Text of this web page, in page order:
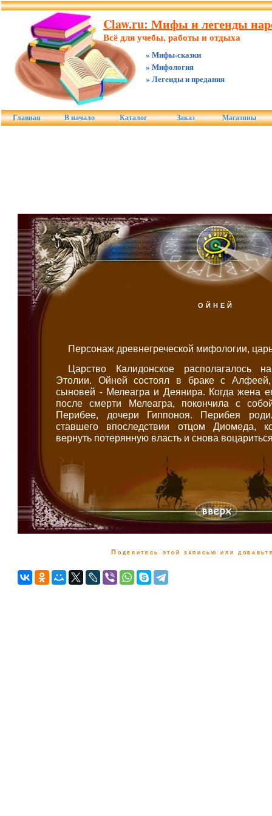
Claw.ru: Мифы и легенды
Всё для учебы, работы и отдыха
» Мифы-сказки
» Мифология
» Легенды и предания
Главная В начало Каталог Заказ Магазины
ОЙНЕЙ
Персонаж древнегреческой мифологии,
Царство Калидонское располагалось
Этолии. Ойней состоял в браке с
сыновей - Мелеагра и Деянира. Когда жена
после смерти Мелеагра, покончила с
Перибее, дочери Гиппоноя. Перибея
ставшего впоследствии отцом Диомеда,
вернуть потерянную власть и снова
Поделитесь этой записью или